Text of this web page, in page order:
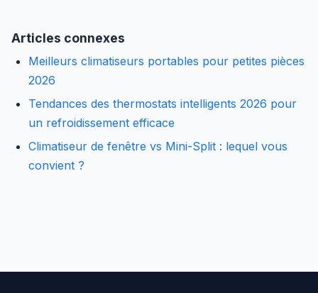
Articles connexes
Meilleurs climatiseurs portables pour petites pièces
2026
Tendances des thermostats intelligents 2026 pour
un refroidissement efficace
Climatiseur de fenêtre vs Mini-Split : lequel vous
convient ?